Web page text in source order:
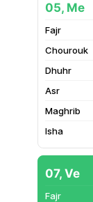
05, Me
07, Ve